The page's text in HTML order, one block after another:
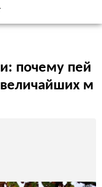
почему пей
м